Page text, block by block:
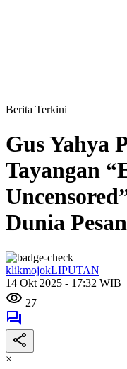
Berita Terkini
Gus Yahya
Tayangan
Dunia
klikmojokLIPUTAN
14 Okt 2025 - 17:32 WIB
27
×